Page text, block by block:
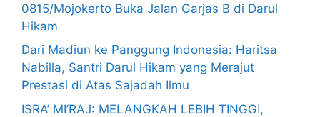
0815/Mojokerto Buka Jalan Garjas B di Darul
Hikam
Dari Madiun ke Panggung Indonesia: Haritsa
Nabilla, Santri Darul Hikam yang Merajut
Prestasi di Atas Sajadah Ilmu
ISRA’ MI’RAJ: MELANGKAH LEBIH TINGGI,